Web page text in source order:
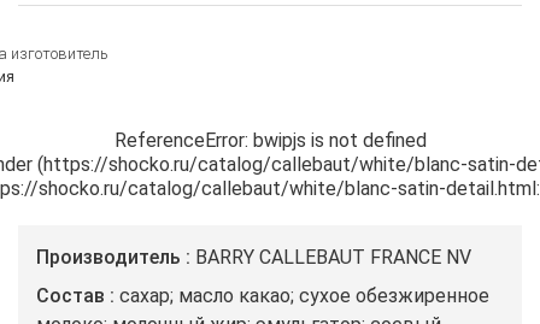
изготовитель
ReferenceError: bwipjs is not defined
(https://shocko.ru/catalog/callebaut/white/blanc-satin-
shocko.ru/catalog/callebaut/white/blanc-satin-
Производитель
BARRY CALLEBAUT FRANCE NV
Состав
сахар; масло какао; сухое обезжиренное